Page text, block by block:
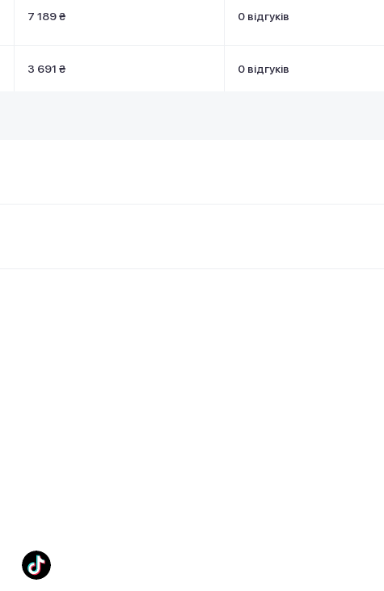
7 189 ₴ 0 відгуків
3 691 ₴ 0 відгуків